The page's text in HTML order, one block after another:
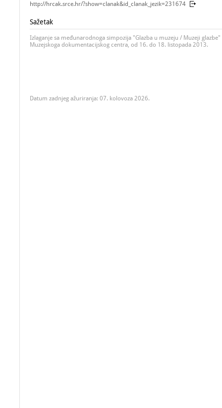
http://hrcak.srce.hr/?show=clanak&id_clanak_jezik=231674
Sažetak
Izlaganje sa međunarodnoga simpozija "Glazba u muzeju / Muzeji
Muzejskoga dokumentacijskog centra, od 16. do 18. listopada 2013.
Datum zadnjeg ažuriranja: 07. kolovoza 2026.